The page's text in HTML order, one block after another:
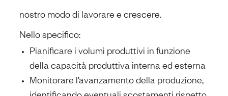
nostro modo di lavorare e crescere.
Nello specifico:
Pianificare i volumi produttivi in funzione
della capacità produttiva interna ed esterna
Monitorare l’avanzamento della produzione,